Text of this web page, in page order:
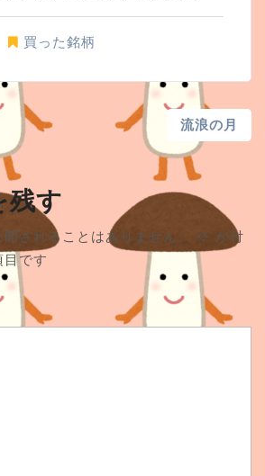
買った銘柄
流浪の月
残す
されることはありません。 ※ が付
です